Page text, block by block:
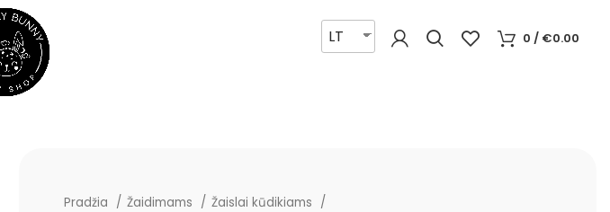
LT 0/ €0.00
Pradžia Žaidimams
Žaislai kūdikiams